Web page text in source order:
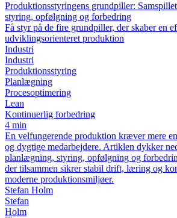
Produktionsstyringens grundpiller:
styring, opfølgning og forbedring
Få styr på de fire grundpiller, der skaber en
udviklingsorienteret produktion
Industri
Industri
Produktionsstyring
Planlægning
Procesoptimering
Lean
Kontinuerlig forbedring
4 min
En velfungerende produktion kræver mere
og dygtige medarbejdere. Artiklen dykker
planlægning, styring, opfølgning og
der tilsammen sikrer stabil drift, læring og
moderne produktionsmiljøer.
Stefan Holm
Stefan
Holm